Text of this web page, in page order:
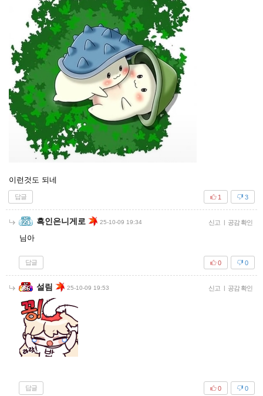
이런것도 되네
답글 3
1
흑인은니게로 25-10-09 19:34 신고 | 공감 확인
님아
답글 0
0
설림 25-10-09 19:53 신고 | 공감 확인
답글 0
0